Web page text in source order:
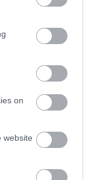
on
website
de alto nivel:
poco a poco.
en una